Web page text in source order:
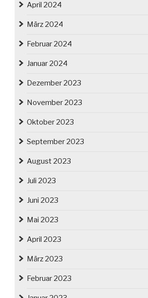
April 2024
März 2024
Februar 2024
Januar 2024
Dezember 2023
November 2023
Oktober 2023
September 2023
August 2023
Juli 2023
Juni 2023
Mai 2023
April 2023
März 2023
Februar 2023